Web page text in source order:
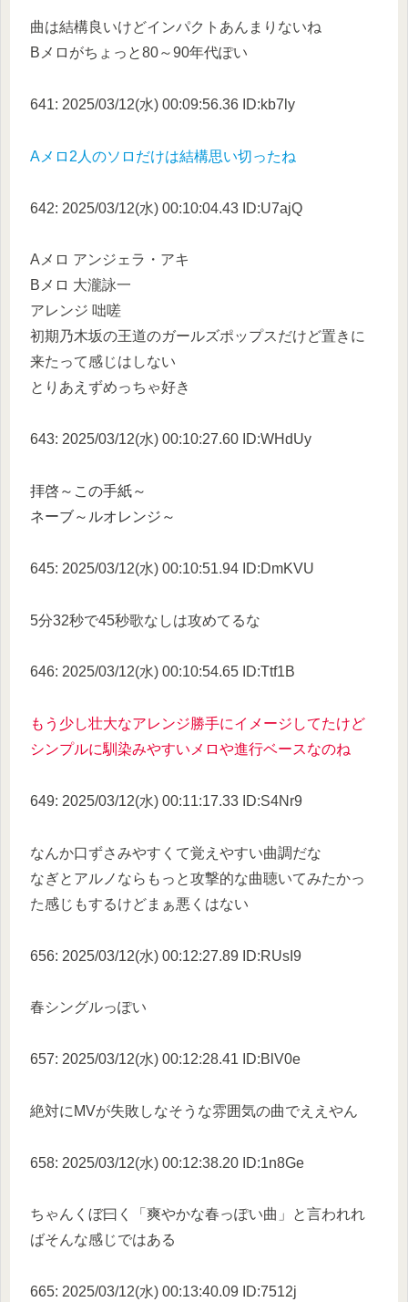
曲は結構良いけどインパクトあんまりないね
Bメロがちょっと80～90年代ぽい
641: 2025/03/12(水) 00:09:56.36 ID:kb7ly
Aメロ2人のソロだけは結構思い切ったね
642: 2025/03/12(水) 00:10:04.43 ID:U7ajQ
Aメロ アンジェラ・アキ
Bメロ 大瀧詠一
アレンジ 咄嗟
初期乃木坂の王道のガールズポップスだけど置きに
来たって感じはしない
とりあえずめっちゃ好き
643: 2025/03/12(水) 00:10:27.60 ID:WHdUy
拝啓～この手紙～
ネーブ～ルオレンジ～
645: 2025/03/12(水) 00:10:51.94 ID:DmKVU
5分32秒で45秒歌なしは攻めてるな
646: 2025/03/12(水) 00:10:54.65 ID:Ttf1B
もう少し壮大なアレンジ勝手にイメージしてたけど
シンプルに馴染みやすいメロや進行ベースなのね
649: 2025/03/12(水) 00:11:17.33 ID:S4Nr9
なんか口ずさみやすくて覚えやすい曲調だな
なぎとアルノならもっと攻撃的な曲聴いてみたかっ
た感じもするけどまぁ悪くはない
656: 2025/03/12(水) 00:12:27.89 ID:RUsI9
春シングルっぽい
657: 2025/03/12(水) 00:12:28.41 ID:BlV0e
絶対にMVが失敗しなそうな雰囲気の曲でええやん
658: 2025/03/12(水) 00:12:38.20 ID:1n8Ge
ちゃんくぼ曰く「爽やかな春っぽい曲」と言われれ
ばそんな感じではある
665: 2025/03/12(水) 00:13:40.09 ID:7512j